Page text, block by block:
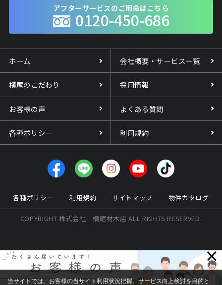
アフターサービスのご用命はこちら
0120-450-686
ホーム 会社概要・サービス一覧
横尾のこだわり 採用情報
お客様の声 よくある質問
各種ポリシー 利用規約
各種ポリシー 利用規約 サイトマップ 物件カタログ
COPYRIGHT 株式会社 横尾材木店 ALL RIGHTS RESERVED.
×
当サイトでは、お客様の当サイト利用状況把握、サービス向上検討を目的と